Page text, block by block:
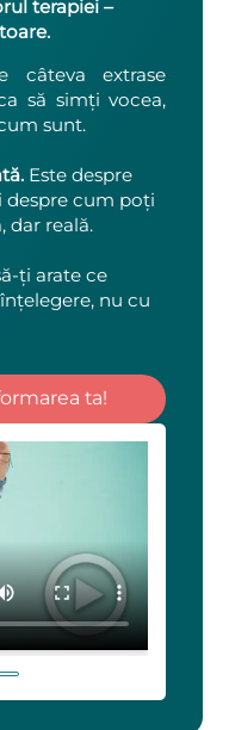
terapiei –
câteva extrase
să simți vocea,
sunt.
Este despre
despre cum poți
dar reală.
ți arate ce
nu cu
ta!